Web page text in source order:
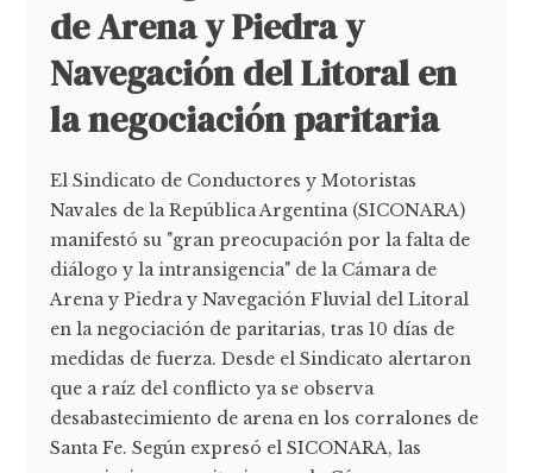
de Arena y Piedra y
Navegación del Litoral en
la negociación paritaria
El Sindicato de Conductores y Motoristas
Navales de la República Argentina (SICONARA)
manifestó su "gran preocupación por la falta de
diálogo y la intransigencia" de la Cámara de
Arena y Piedra y Navegación Fluvial del Litoral
en la negociación de paritarias, tras 10 días de
medidas de fuerza. Desde el Sindicato alertaron
que a raíz del conflicto ya se observa
desabastecimiento de arena en los corralones de
Santa Fe. Según expresó el SICONARA, las